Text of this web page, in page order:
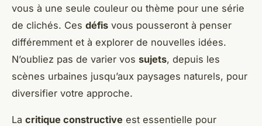
vous à une seule couleur ou thème pour une série
de clichés. Ces défis vous pousseront à penser
différemment et à explorer de nouvelles idées.
N’oubliez pas de varier vos sujets, depuis les
scènes urbaines jusqu’aux paysages naturels, pour
diversifier votre approche.
La critique constructive est essentielle pour